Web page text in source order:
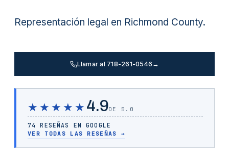
Representación legal en Richmond County.
Llamar al 718-261-0546 →
★★★★★ 4.9DE 5.0
74 RESEÑAS EN GOOGLE
VER TODAS LAS RESEÑAS →